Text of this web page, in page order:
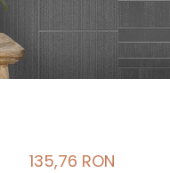
135,76 RON